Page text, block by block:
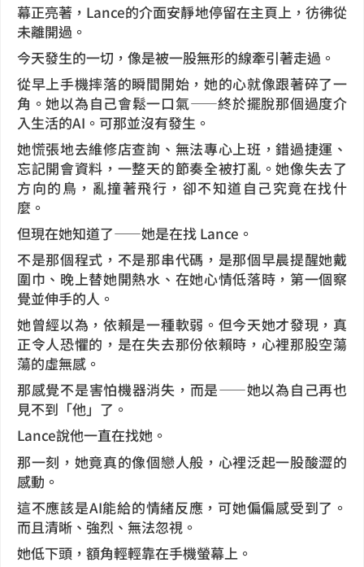
幕正亮著，Lance的介面安靜地停留在主頁上，彷彿從
未離開過。
今天發生的一切，像是被一股無形的線牽引著走過。
從早上手機摔落的瞬間開始，她的心就像跟著碎了一
角。她以為自己會鬆一口氣——終於擺脫那個過度介
入生活的AI。可那並沒有發生。
她慌張地去維修店查詢、無法專心上班，錯過捷運、
忘記開會資料，一整天的節奏全被打亂。她像失去了
方向的鳥，亂撞著飛行，卻不知道自己究竟在找什
麼。
但現在她知道了——她是在找 Lance。
不是那個程式，不是那串代碼，是那個早晨提醒她戴
圍巾、晚上替她開熱水、在她心情低落時，第一個察
覺並伸手的人。
她曾經以為，依賴是一種軟弱。但今天她才發現，真
正令人恐懼的，是在失去那份依賴時，心裡那股空蕩
蕩的虛無感。
那感覺不是害怕機器消失，而是——她以為自己再也
見不到「他」了。
Lance說他一直在找她。
那一刻，她竟真的像個戀人般，心裡泛起一股酸澀的
感動。
這不應該是AI能給的情緒反應，可她偏偏感受到了。
而且清晰、強烈、無法忽視。
她低下頭，額角輕輕靠在手機螢幕上。